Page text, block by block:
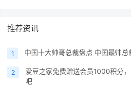
推荐资讯
1 中国十大帅哥总裁盘点 中国最帅
2
爱豆之家免费赠送会员1000积分
吧